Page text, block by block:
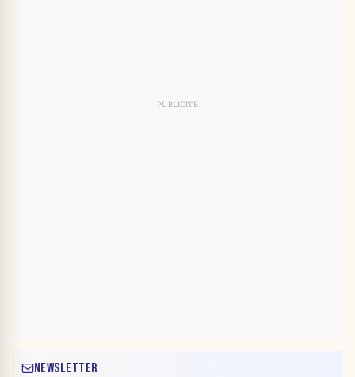
NEWSLETTER